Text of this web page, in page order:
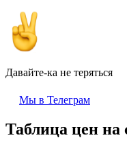
Давайте-ка не теряться
Мы в Телеграм
Таблица цен на